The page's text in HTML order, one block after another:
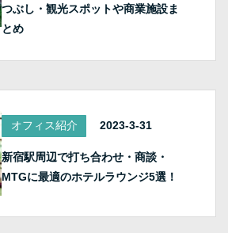
つぶし・観光スポットや商業施設ま
とめ
オフィス紹介 2023-3-31
新宿駅周辺で打ち合わせ・商談・
MTGに最適のホテルラウンジ5選！